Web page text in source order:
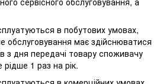
в побутових умовах,
обслуговування має здійснюватися
з дня передачі товару споживачу
1 раз на рік.